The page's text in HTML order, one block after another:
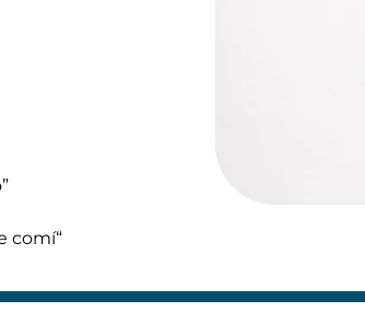
comí“